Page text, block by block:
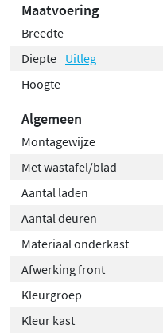
spatwater, maar mogen
Reinig met een droge of
een mild
ontkalkers of haarverf
verwijderd. Krassen in
materiaal gevoeliger voor
Maatvoering
Breedte
Diepte Uitleg
Hoogte
Algemeen
Montagewijze
Met wastafel/blad
Aantal laden
Aantal deuren
Materiaal onderkast
Afwerking front
Kleurgroep
Kleur kast